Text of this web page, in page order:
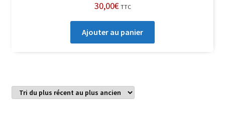
30,00€ TTC
Ajouter au panier